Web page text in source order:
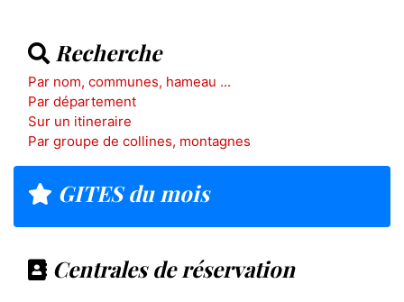
Recherche
Par nom, communes, hameau ...
Par département
Sur un itineraire
Par groupe de collines, montagnes
GITES du mois
Centrales de réservation